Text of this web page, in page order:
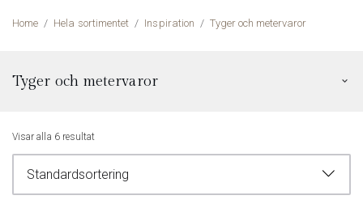
Home / Hela sortimentet / Inspiration / Tyger och metervaror
Tyger och metervaror
Här kan du beställa tyger av 100 % lin på metervara. Välj bland våra
Visar alla 6 resultat